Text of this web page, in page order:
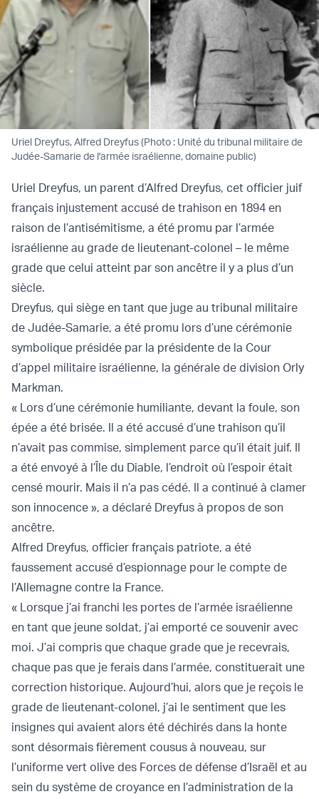
Uriel Dreyfus, Alfred Dreyfus (Photo : Unité du tribunal militaire de
Judée-Samarie de l'armée israélienne, domaine public)
Uriel Dreyfus, un parent d’Alfred Dreyfus, cet officier juif
français injustement accusé de trahison en 1894 en
raison de l’antisémitisme, a été promu par l’armée
israélienne au grade de lieutenant-colonel – le même
grade que celui atteint par son ancêtre il y a plus d’un
siècle.
Dreyfus, qui siège en tant que juge au tribunal militaire
de Judée-Samarie, a été promu lors d’une cérémonie
symbolique présidée par la présidente de la Cour
d’appel militaire israélienne, la générale de division Orly
Markman.
« Lors d’une cérémonie humiliante, devant la foule, son
épée a été brisée. Il a été accusé d’une trahison qu’il
n’avait pas commise, simplement parce qu’il était juif. Il
a été envoyé à l’Île du Diable, l’endroit où l’espoir était
censé mourir. Mais il n’a pas cédé. Il a continué à clamer
son innocence », a déclaré Dreyfus à propos de son
ancêtre.
Alfred Dreyfus, officier français patriote, a été
faussement accusé d’espionnage pour le compte de
l’Allemagne contre la France.
« Lorsque j’ai franchi les portes de l’armée israélienne
en tant que jeune soldat, j’ai emporté ce souvenir avec
moi. J’ai compris que chaque grade que je recevrais,
chaque pas que je ferais dans l’armée, constituerait une
correction historique. Aujourd’hui, alors que je reçois le
grade de lieutenant-colonel, j’ai le sentiment que les
insignes qui avaient alors été déchirés dans la honte
sont désormais fièrement cousus à nouveau, sur
l’uniforme vert olive des Forces de défense d’Israël et au
sein du système de croyance en l’administration de la